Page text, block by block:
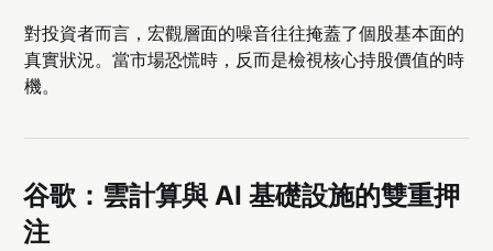
對投資者而言，宏觀層面的噪音往往掩蓋了個股基本面的
真實狀況。當市場恐慌時，反而是檢視核心持股價值的時
機。
谷歌：雲計算與 AI 基礎設施的雙重押
注